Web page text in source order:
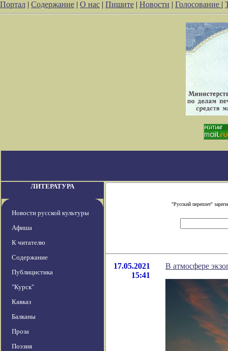
Портал | Содержание | О нас | Пишите | Новости | Голосование |
ЛИТЕРАТУРА
Новости русской культуры
Афиша
К читателю
Содержание
Публицистика
"Курск"
Кавказ
Балканы
Проза
Поэзия
"Русский переплет"
17.05.2021
15:41
В атмосфере